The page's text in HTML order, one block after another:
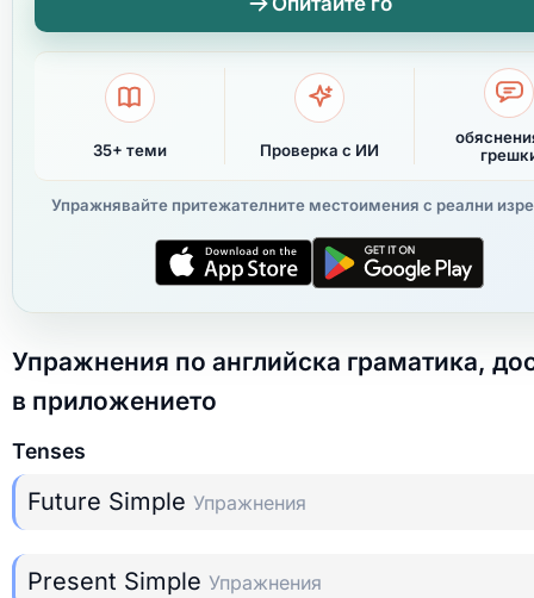
35+ теми Проверка с ИИ
Упражнявайте притежателните местоимения с реални
Упражнения по английска граматика,
в приложението
Tenses
Future Simple Упражнения
Present Simple Упражнения